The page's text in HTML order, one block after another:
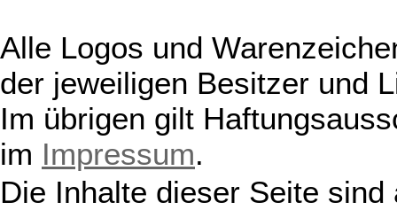
Alle Logos und
der jeweiligen Besitzer und
Im übrigen gilt
im Impressum.
Die Inhalte dieser Seite